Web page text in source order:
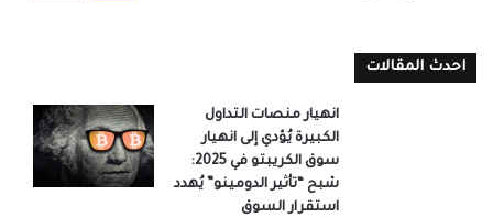
احدث المقالات
انهيار منصات التداول
الكبيرة يُؤدي إلى انهيار
سوق الكريبتو في 2025:
شبح “تأثير الدومينو” يُهدد
استقرار السوق